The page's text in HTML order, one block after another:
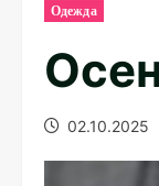
Одежда
02.10.2025